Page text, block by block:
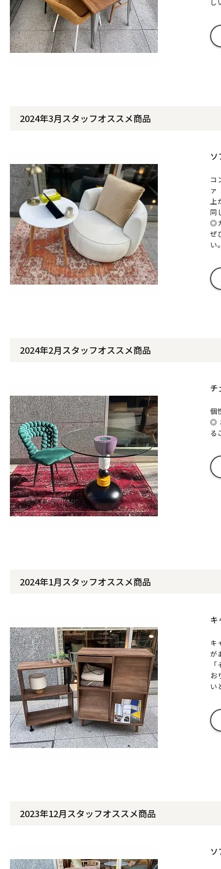
し
2024年3月スタッフオススメ商品
コ
ァ
上
同
◎
ぜ
い
2024年2月スタッフオススメ商品
個
◎
る
2024年1月スタッフオススメ商品
キ
キ
が
お
い
2023年12月スタッフオススメ商品